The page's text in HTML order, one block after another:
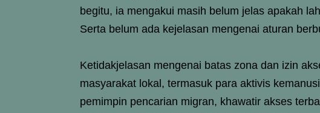
begitu, ia mengakui masih belum jelas apakah
Serta belum ada kejelasan mengenai aturan
Ketidakjelasan mengenai batas zona dan izin
masyarakat lokal, termasuk para aktivis
pemimpin pencarian migran, khawatir akses